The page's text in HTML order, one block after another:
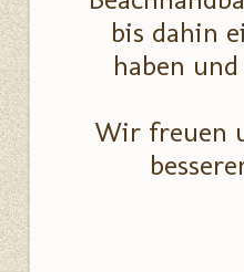
bis dahin
haben
Wir freuen